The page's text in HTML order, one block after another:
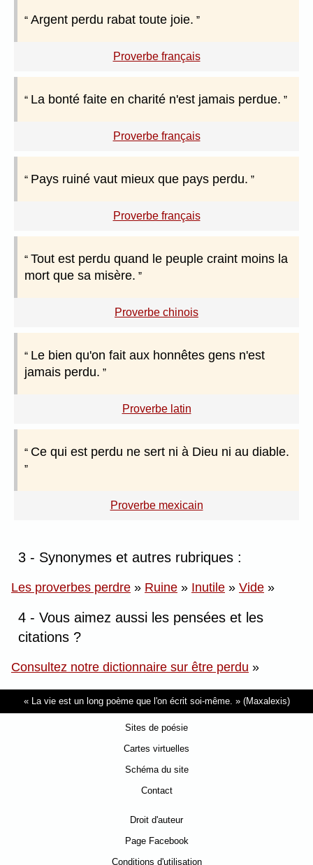
Argent perdu rabat toute joie.
Proverbe français
La bonté faite en charité n'est jamais perdue.
Proverbe français
Pays ruiné vaut mieux que pays perdu.
Proverbe français
Tout est perdu quand le peuple craint moins la
mort que sa misère.
Proverbe chinois
Le bien qu'on fait aux honnêtes gens n'est
jamais perdu.
Proverbe latin
Ce qui est perdu ne sert ni à Dieu ni au diable.
Proverbe mexicain
3 - Synonymes et autres rubriques :
Les proverbes perdre » Ruine » Inutile » Vide »
4 - Vous aimez aussi les pensées et les
citations ?
Consultez notre dictionnaire sur être perdu »
La vie est un long poème que l'on écrit soi-même. (Maxalexis)
Sites de poésie
Cartes virtuelles
Schéma du site
Contact
Droit d'auteur
Page Facebook
Conditions d'utilisation